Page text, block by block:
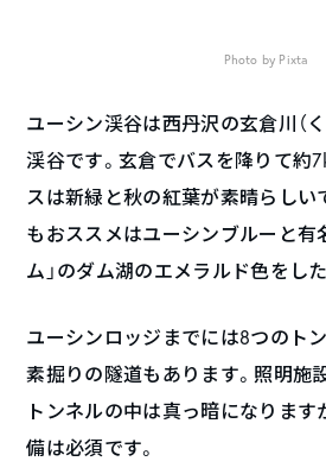
Photo by Pixta
ユーシン渓谷は西丹沢の玄倉川（
渓谷です。玄倉でバスを降りて約
スは新緑と秋の紅葉が素晴らしい
もおススメはユーシンブルーと有
ム」のダム湖のエメラルド色をし
ユーシンロッジまでには8つのト
素掘りの隧道もあります。照明施
トンネルの中は真っ暗になりま
備は必須です。